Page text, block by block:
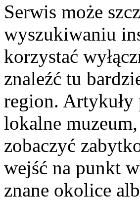
Serwis może
wyszukiwaniu
korzystać
znaleźć tu
region. Artykuły
lokalne
zobaczyć
wejść na punkt
znane okolice